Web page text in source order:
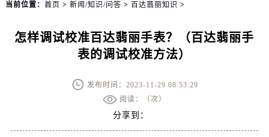
当前位置： 首页 > 新闻/知识/问答 > 百达翡丽知识 >
怎样调试校准百达翡丽手表？（百达翡丽手
表的调试校准方法）
发布时间：2023-11-29 08:53:29
阅读：（次）
分享到：